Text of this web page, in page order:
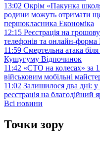
13:02 Окрім «Пакунка
родини можуть отримати
першокласника Економіка
12:15 Реєстрація на
телефонів та онлайн-форма
11:59 Смертельна атака
Кушугуму Відпочинок
11:42 «СТО на колесах» за
військовим мобільні
11:02 Залишилося два дні: у
реєстрація на благодійний
Всі новини
Точки зору